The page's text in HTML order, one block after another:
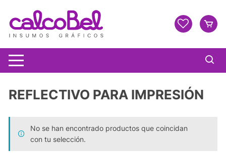
REFLECTIVO PARA IMPRESIÓN
No se han encontrado productos que coincidan
con tu selección.